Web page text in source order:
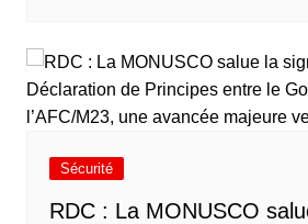
Sécurité
RDC : La MONUSCO